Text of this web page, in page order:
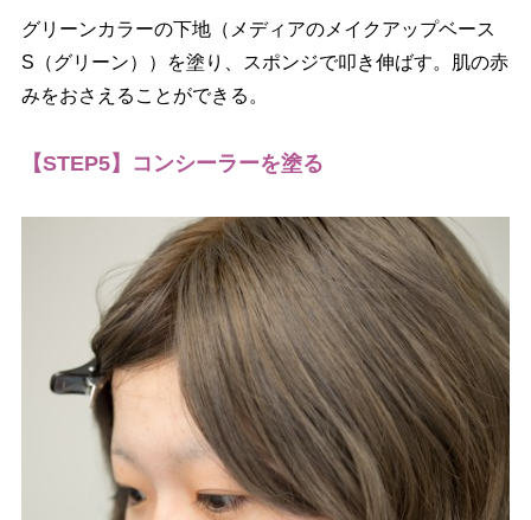
グリーンカラーの下地（メディアのメイクアップベース
S（グリーン））を塗り、スポンジで叩き伸ばす。肌の赤
みをおさえることができる。
【STEP5】コンシーラーを塗る